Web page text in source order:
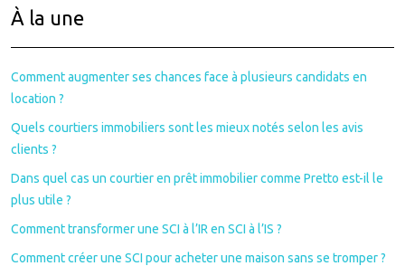
À la une
Comment augmenter ses chances face à plusieurs candidats en
location ?
Quels courtiers immobiliers sont les mieux notés selon les avis
clients ?
Dans quel cas un courtier en prêt immobilier comme Pretto est-il le
plus utile ?
Comment transformer une SCI à l’IR en SCI à l’IS ?
Comment créer une SCI pour acheter une maison sans se tromper ?